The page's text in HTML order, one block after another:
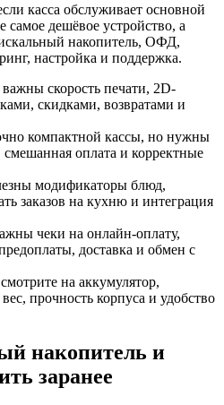
касса обслуживает основной
дешёвое устройство, а
накопитель, ОФД,
настройка и поддержка.
важны скорость печати, 2D-
скидками, возвратами и
компактной кассы, но нужны
оплата и корректные
модификаторы блюд,
заказов на кухню и интеграция
чеки на онлайн-оплату,
доставка и обмен с
смотрите на аккумулятор,
прочность корпуса и удобство
накопитель и
заранее